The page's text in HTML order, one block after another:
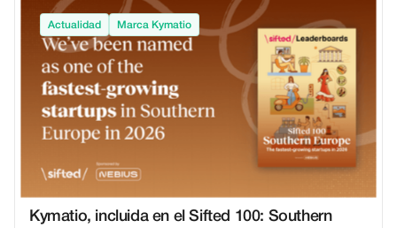
Actualidad Marca Kymatio
Kymatio, incluida en el Sifted 100: Southern